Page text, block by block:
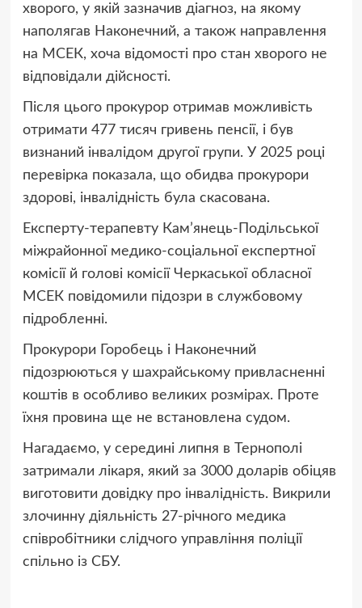
хворого, у якій зазначив діагноз, на якому
наполягав Наконечний, а також направлення
на МСЕК, хоча відомості про стан хворого не
відповідали дійсності.
Після цього прокурор отримав можливість
отримати 477 тисяч гривень пенсії, і був
визнаний інвалідом другої групи. У 2025 році
перевірка показала, що обидва прокурори
здорові, інвалідність була скасована.
Експерту-терапевту Кам’янець-Подільської
міжрайонної медико-соціальної експертної
комісії й голові комісії Черкаської обласної
МСЕК повідомили підозри в службовому
підробленні.
Прокурори Горобець і Наконечний
підозрюються у шахрайському привласненні
коштів в особливо великих розмірах. Проте
їхня провина ще не встановлена судом.
Нагадаємо, у середині липня в Тернополі
затримали лікаря, який за 3000 доларів обіцяв
виготовити довідку про інвалідність. Викрили
злочинну діяльність 27-річного медика
співробітники слідчого управління поліції
спільно із СБУ.